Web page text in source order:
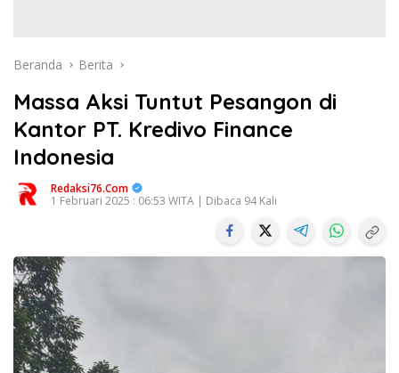
Beranda Berita
Massa Aksi Tuntut Pesangon di
Kantor PT. Kredivo Finance
Indonesia
Redaksi76.com
1 Februari 2025 : 06:53 WITA | Dibaca 94 Kali